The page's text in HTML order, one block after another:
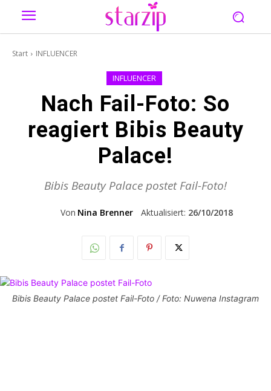
Start INFLUENCER
INFLUENCER
Nach Fail-Foto: So
reagiert Bibis Beauty
Palace!
Bibis Beauty Palace postet Fail-Foto!
Von Nina Brenner Aktualisiert: 26/10/2018
Bibis Beauty Palace postet Fail-Foto / Foto: Nuwena Instagram